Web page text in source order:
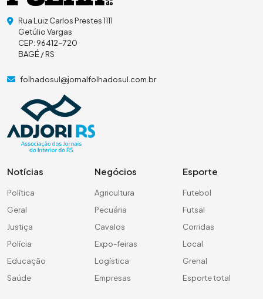
Rua Luiz Carlos Prestes 1111
Getúlio Vargas
CEP: 96412-720
BAGÉ / RS
folhadosul@jornalfolhadosul.com.br
Notícias
Política
Geral
Justiça
Polícia
Educação
Saúde
Negócios
Agricultura
Pecuária
Cavalos
Expo-feiras
Logística
Empresas
Esporte
Futebol
Futsal
Corridas
Local
Grenal
Esporte total